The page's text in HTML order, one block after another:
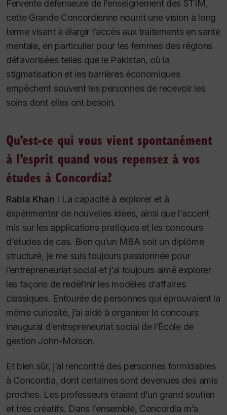
Fervente défenseure de l’enseignement des STIM,
cette Grande Concordienne nourrit une vision à long
terme visant à élargir l’accès aux traitements en santé
mentale, en particulier pour les femmes des régions
défavorisées telles que le Pakistan, où la
stigmatisation et les barrières économiques
empêchent souvent les personnes de recevoir les
soins dont elles ont besoin.
Qu’est-ce qui vous vient spontanément
à l’esprit quand vous repensez à vos
études à Concordia?
Rabia Khan : La capacité à explorer et à
expérimenter de nouvelles idées, ainsi que l’accent
mis sur les applications pratiques et les concours
d’études de cas. Bien qu’un MBA soit un diplôme
structuré, je me suis toujours passionnée pour
l’entrepreneuriat social et j’ai toujours aimé explorer
les façons de redéfinir les modèles d’affaires
classiques. Entourée de personnes qui éprouvaient la
même curiosité, j’ai aidé à organiser le concours
inaugural d’entrepreneuriat social de l’École de
gestion John-Molson.
Et bien sûr, j’ai rencontré des personnes formidables
à Concordia, dont certaines sont devenues des amis
proches. Les professeurs étaient d’un grand soutien
et très créatifs. Dans l’ensemble, Concordia m’a